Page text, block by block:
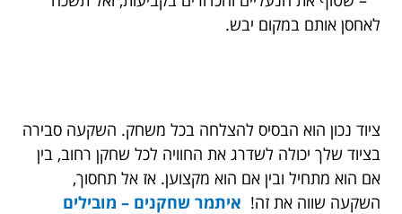
לאחסן אותם במקום יבש.
ציוד נכון הוא הבסיס להצלחה בכל משחק. השקעה סבירה
בציוד שלך יכולה לשדרג את החוויה לכל שחקן רחוב, בין
אם הוא מתחיל ובין אם הוא מקצוען. אז אל תחסוך,
השקעה שווה את זה! איתמר שחקנים – מובילים